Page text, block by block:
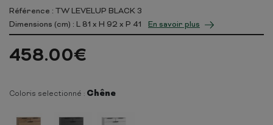
Référence : TW LEVELUP BLACK 3
Dimensions (cm) : L 81 x H 92 x P 41 En savoir plus
458.00€
Coloris selectionné : Chêne